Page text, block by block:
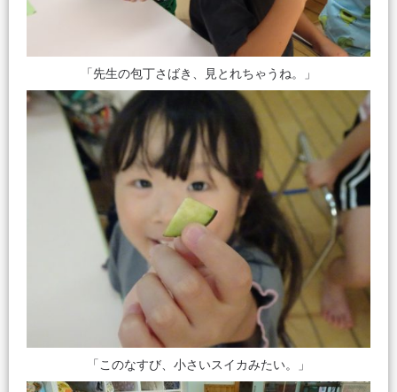
「先生の包丁さばき、見とれちゃうね。」
「このなすび、小さいスイカみたい。」